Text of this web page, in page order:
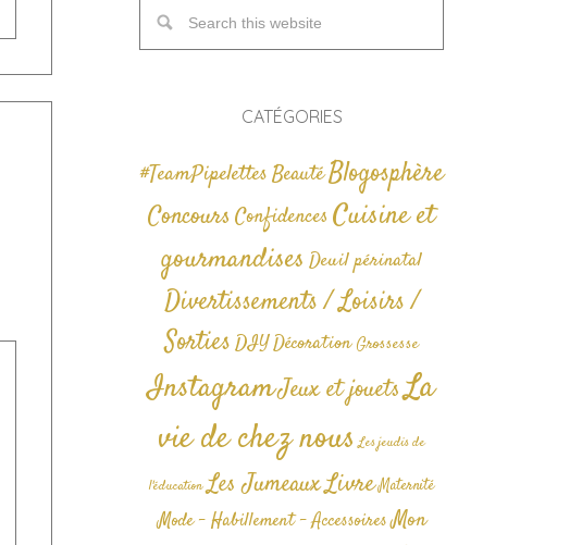
CATÉGORIES
#TeamPipelettesBeautéBlogosphère
ConcoursConfidences Cuisine et
gourmandises Deuil périnatal
Divertissements / Loisirs /
SortiesDIYDécoration Grossesse
InstagramJeux et jouetsLa
vie de chez nous Les jeudis de
l'éducation Les JumeauxLivre Maternité
Mode - Habillement - AccessoiresMon